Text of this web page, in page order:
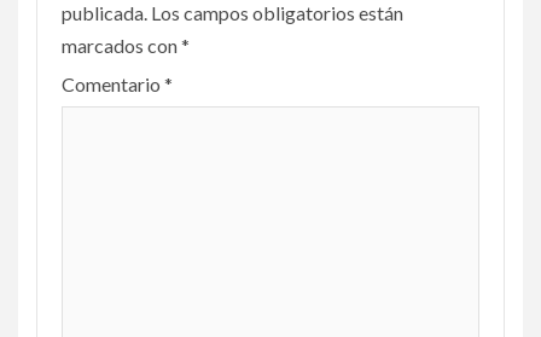
publicada. Los campos obligatorios están
marcados con*
Comentario *